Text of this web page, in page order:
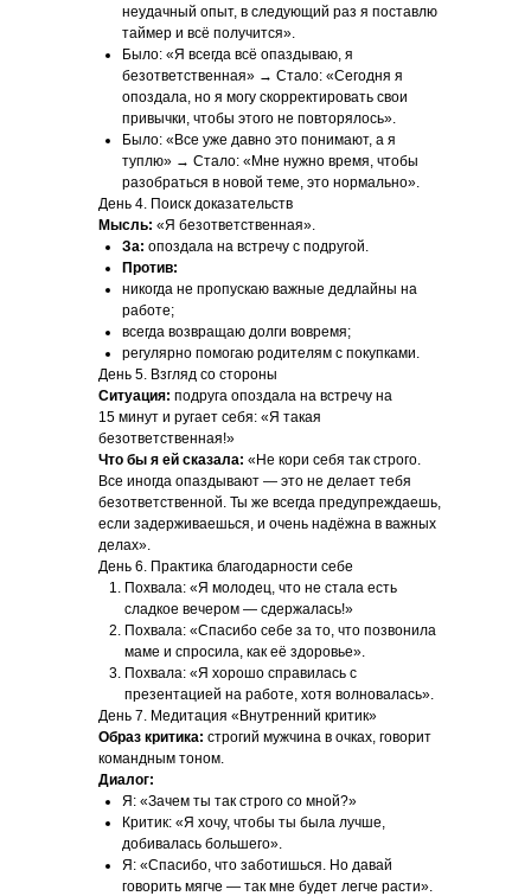
неудачный опыт, в следующий раз я поставлю
таймер и всё получится».
Было: «Я всегда всё опаздываю, я
безответственная» → Стало: «Сегодня я
опоздала, но я могу скорректировать свои
привычки, чтобы этого не повторялось».
Было: «Все уже давно это понимают, а я
туплю» → Стало: «Мне нужно время, чтобы
разобраться в новой теме, это нормально».
День 4. Поиск доказательств
Мысль: «Я безответственная».
За: опоздала на встречу с подругой.
Против:
никогда не пропускаю важные дедлайны на
работе;
всегда возвращаю долги вовремя;
регулярно помогаю родителям с покупками.
День 5. Взгляд со стороны
Ситуация: подруга опоздала на встречу на
15 минут и ругает себя: «Я такая
безответственная!»
Что бы я ей сказала: «Не кори себя так строго.
Все иногда опаздывают — это не делает тебя
безответственной. Ты же всегда предупреждаешь,
если задерживаешься, и очень надёжна в важных
делах».
День 6. Практика благодарности себе
Похвала: «Я молодец, что не стала есть
сладкое вечером — сдержалась!»
Похвала: «Спасибо себе за то, что позвонила
маме и спросила, как её здоровье».
Похвала: «Я хорошо справилась с
презентацией на работе, хотя волновалась».
День 7. Медитация «Внутренний критик»
Образ критика: строгий мужчина в очках, говорит
командным тоном.
Диалог:
Я: «Зачем ты так строго со мной?»
Критик: «Я хочу, чтобы ты была лучше,
добивалась большего».
Я: «Спасибо, что заботишься. Но давай
говорить мягче — так мне будет легче расти».